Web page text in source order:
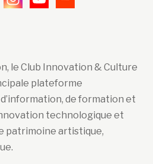
le Club Innovation & Culture
plateforme
de formation et
technologique et
patrimoine artistique,